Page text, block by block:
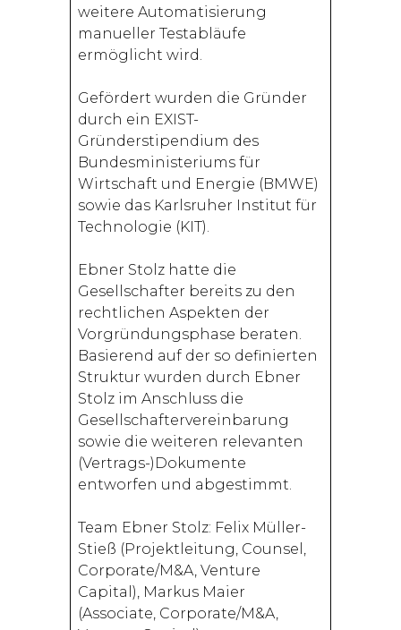
weitere Automatisierung
manueller Testabläufe
ermöglicht wird.
Gefördert wurden die Gründer
durch ein EXIST-
Gründerstipendium des
Bundesministeriums für
Wirtschaft und Energie (BMWE)
sowie das Karlsruher Institut für
Technologie (KIT).
Ebner Stolz hatte die
Gesellschafter bereits zu den
rechtlichen Aspekten der
Vorgründungsphase beraten.
Basierend auf der so definierten
Struktur wurden durch Ebner
Stolz im Anschluss die
Gesellschaftervereinbarung
sowie die weiteren relevanten
(Vertrags-)Dokumente
entworfen und abgestimmt.
Team Ebner Stolz: Felix Müller-
Stieß (Projektleitung, Counsel,
Corporate/M&A, Venture
Capital), Markus Maier
(Associate, Corporate/M&A,